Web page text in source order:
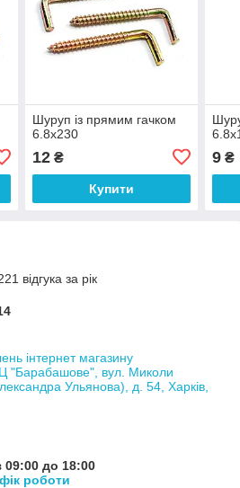
Шуруп із прямим гачком
6.8х230
12₴
Купити
9 ₴
відгука за рік
інтернет магазину
"Барабашове", вул. Миколи
Ульянова), д. 54, Харків,
09:00 до 18:00
роботи